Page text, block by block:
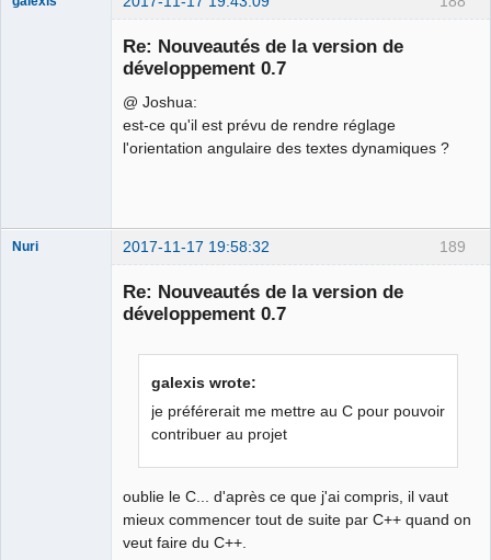
Re: Nouveautés de la version de
développement 0.7
@ Joshua:
est-ce qu'il est prévu de rendre réglage
l'orientation angulaire des textes dynamiques ?
189
Nuri 2017-11-17 19:58:32
Re: Nouveautés de la version de
développement 0.7
galexis wrote:
je préférerait me mettre au C pour pouvoir
contribuer au projet
oublie le C... d'après ce que j'ai compris, il vaut
mieux commencer tout de suite par C++ quand on
veut faire du C++.